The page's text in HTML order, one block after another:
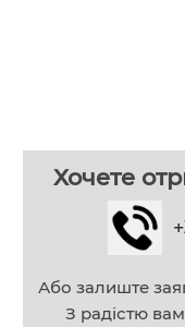
Хочете
Або залиште
З радістю вам